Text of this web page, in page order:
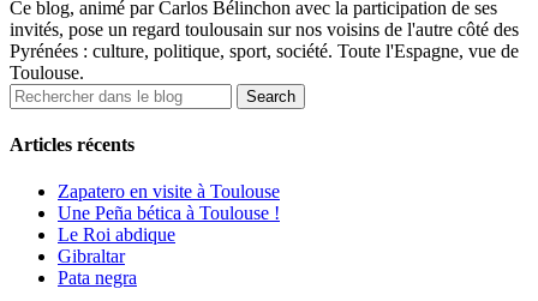
Ce blog, animé par Carlos Bélinchon avec la participation de ses
invités, pose un regard toulousain sur nos voisins de l'autre côté des
Pyrénées : culture, politique, sport, société. Toute l'Espagne, vue de
Toulouse.
Articles récents
Zapatero en visite à Toulouse
Une Peña bética à Toulouse !
Le Roi abdique
Gibraltar
Pata negra